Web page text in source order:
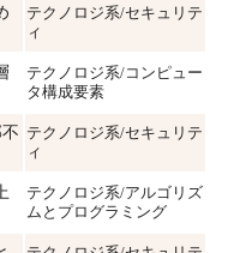
テクノロジ系/セキュリテ
ィ
テクノロジ系/コンピュー
タ構成要素
テクノロジ系/セキュリテ
ィ
テクノロジ系/アルゴリズ
ムとプログラミング